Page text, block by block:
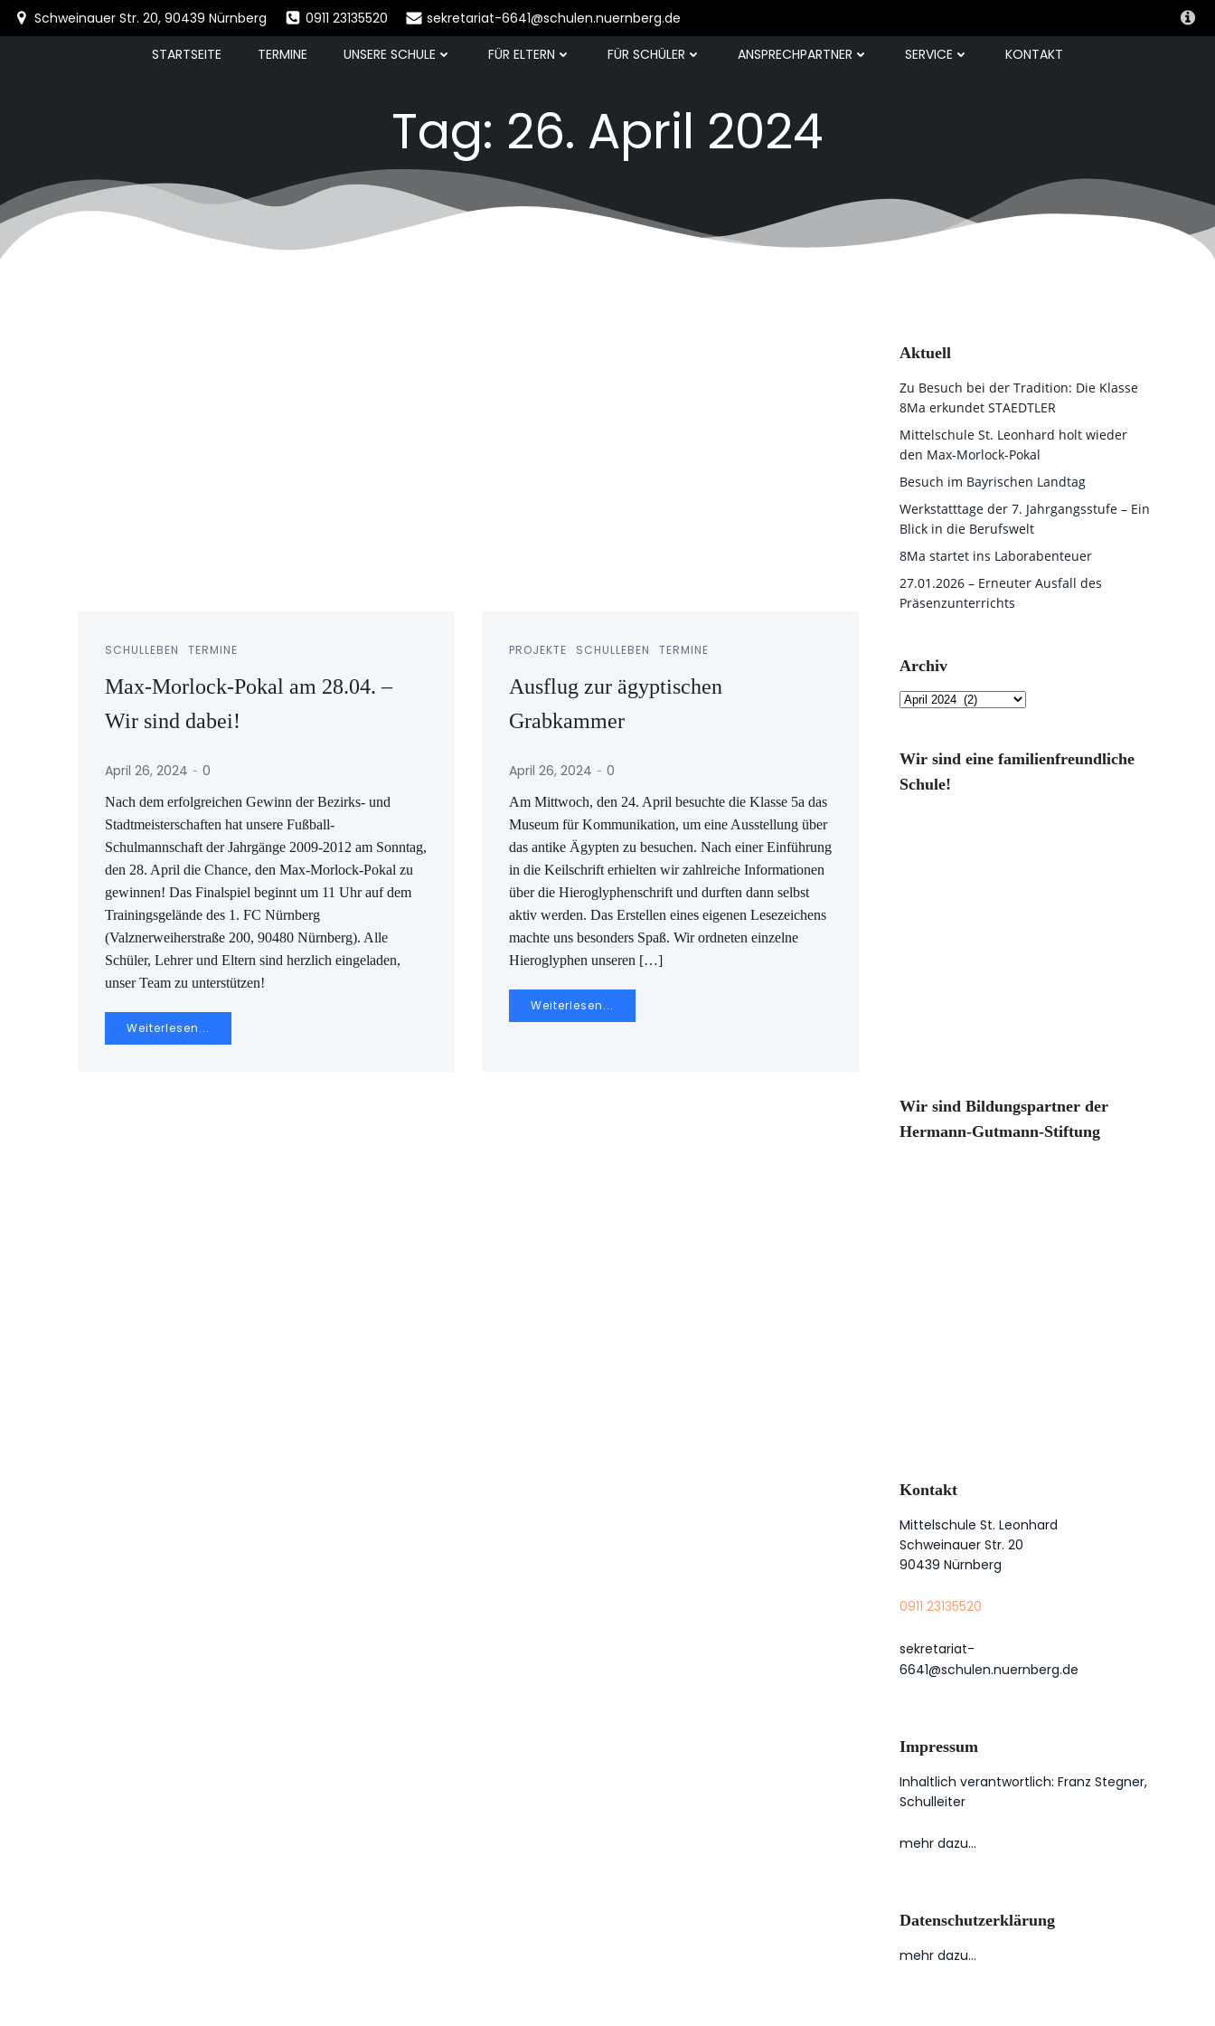
Springe
zum
Schweinauer Str. 20, 90439 Nürnberg 0911 23135520 sekretariat-6641@schulen.nuernberg.de
STARTSEITE TERMINE UNSERE SCHULE FÜR ELTERN FÜR SCHÜLER ANSPRECHPARTNER SERVICE KONTAKT
Tag: 26. April 2024
SCHULLEBEN TERMINE
Max-Morlock-Pokal am 28.04. –
Wir sind dabei!
April 26, 2024 - 0
Nach dem erfolgreichen Gewinn der Bezirks- und
Stadtmeisterschaften hat unsere Fußball-
Schulmannschaft der Jahrgänge 2009-2012 am Sonntag,
den 28. April die Chance, den Max-Morlock-Pokal zu
gewinnen! Das Finalspiel beginnt um 11 Uhr auf dem
Trainingsgelände des 1. FC Nürnberg
(Valznerweiherstraße 200, 90480 Nürnberg). Alle
Schüler, Lehrer und Eltern sind herzlich eingeladen,
unser Team zu unterstützen!
Weiterlesen...
PROJEKTE SCHULLEBEN TERMINE
Ausflug zur ägyptischen
Grabkammer
April 26, 2024 - 0
Am Mittwoch, den 24. April besuchte die Klasse 5a das
Museum für Kommunikation, um eine Ausstellung über
das antike Ägypten zu besuchen. Nach einer Einführung
in die Keilschrift erhielten wir zahlreiche Informationen
über die Hieroglyphenschrift und durften dann selbst
aktiv werden. Das Erstellen eines eigenen Lesezeichens
machte uns besonders Spaß. Wir ordneten einzelne
Hieroglyphen unseren […]
Weiterlesen...
Aktuell
Zu Besuch bei der Tradition: Die Klasse
8Ma erkundet STAEDTLER
Mittelschule St. Leonhard holt wieder
den Max-Morlock-Pokal
Besuch im Bayrischen Landtag
Werkstatttage der 7. Jahrgangsstufe – Ein
Blick in die Berufswelt
8Ma startet ins Laborabenteuer
27.01.2026 – Erneuter Ausfall des
Präsenzunterrichts
Archiv
Archiv
Wir sind eine familienfreundliche
Schule!
Wir sind Bildungspartner der
Hermann-Gutmann-Stiftung
Kontakt
Mittelschule St. Leonhard
Schweinauer Str. 20
90439 Nürnberg
0911 23135520
sekretariat-
6641@schulen.nuernberg.de
Impressum
Inhaltlich verantwortlich: Franz Stegner,
Schulleiter
mehr dazu…
Datenschutzerklärung
mehr dazu…